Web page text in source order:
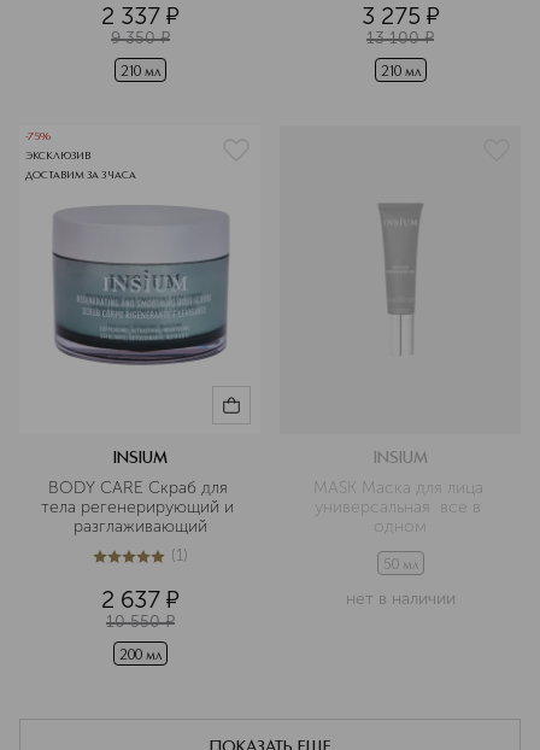
2 337 ¤
9 350 ¤
210 мл
3 275 ¤
13 100 ¤
210 мл
-75%
ЭКСКЛЮЗИВ
ДОСТАВИМ ЗА 3 ЧАСА
INSIUM
BODY CARE Скраб для
тела регенерирующий и
разглаживающий
5из 51 (1)
2 637 ¤
10 550 ¤
200 мл
INSIUM
MASK Маска для лица
универсальная  все в
одном
50 мл
нет в наличии